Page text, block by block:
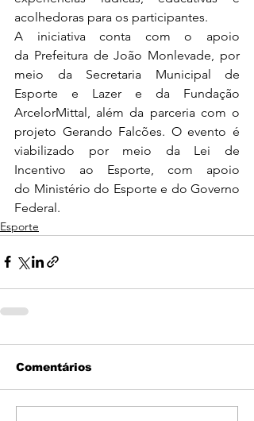
acolhedoras para os participantes.
A iniciativa conta com o apoio
da Prefeitura de João Monlevade, por
meio da Secretaria Municipal de
Esporte e Lazer e da Fundação
ArcelorMittal, além da parceria com o
projeto Gerando Falcões. O evento é
viabilizado por meio da Lei de
Incentivo ao Esporte, com apoio
do Ministério do Esporte e do Governo
Federal.
Esporte
Comentários